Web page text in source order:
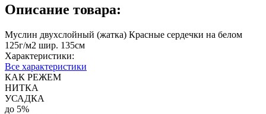
Описание товара:
Муслин двухслойный (жатка) Красные сердечки на белом
125г/м2 шир. 135см
Характеристики:
Все характеристики
КАК РЕЖЕМ
НИТКА
УСАДКА
до 5%